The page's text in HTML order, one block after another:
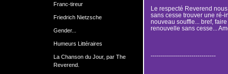
Franc-tireur
Friedrich Nietzsche
Gender...
Humeurs Littéraires
La Chanson du Jour, par The
Reverend.
Le respecté Reverend
sans cesse trouver une ré-
nouveau souffle... bref,
renouvelle sans cesse...
--------------------------------